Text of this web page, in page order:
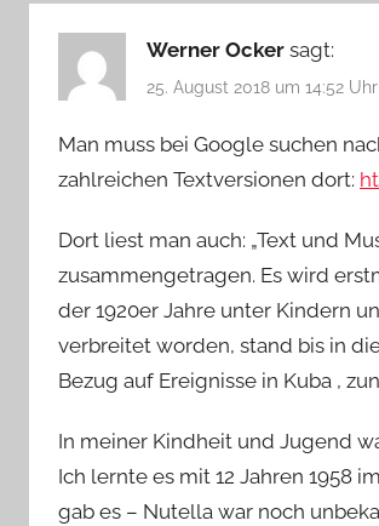
Werner Ocker sagt:
25. August 2018 um 14:52 Uhr
Man muss bei Google suchen
zahlreichen Textversionen dort:
Dort liest man auch: „Text und
zusammengetragen. Es wird
der 1920er Jahre unter Kindern
verbreitet worden, stand bis in
Bezug auf Ereignisse in Kuba ,
In meiner Kindheit und Jugend
Ich lernte es mit 12 Jahren 1958
gab es – Nutella war noch